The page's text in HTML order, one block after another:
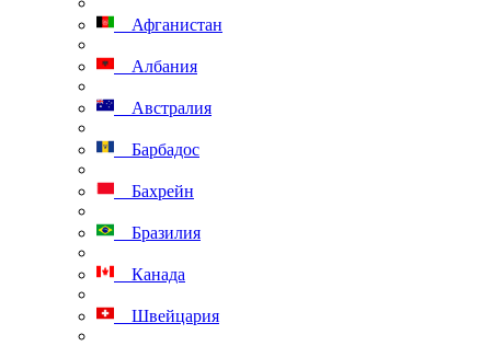
Афганистан
Албания
Австралия
Барбадос
Бахрейн
Бразилия
Канада
Швейцария